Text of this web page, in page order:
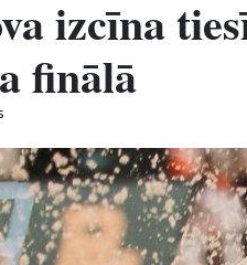
izcīna
finālā